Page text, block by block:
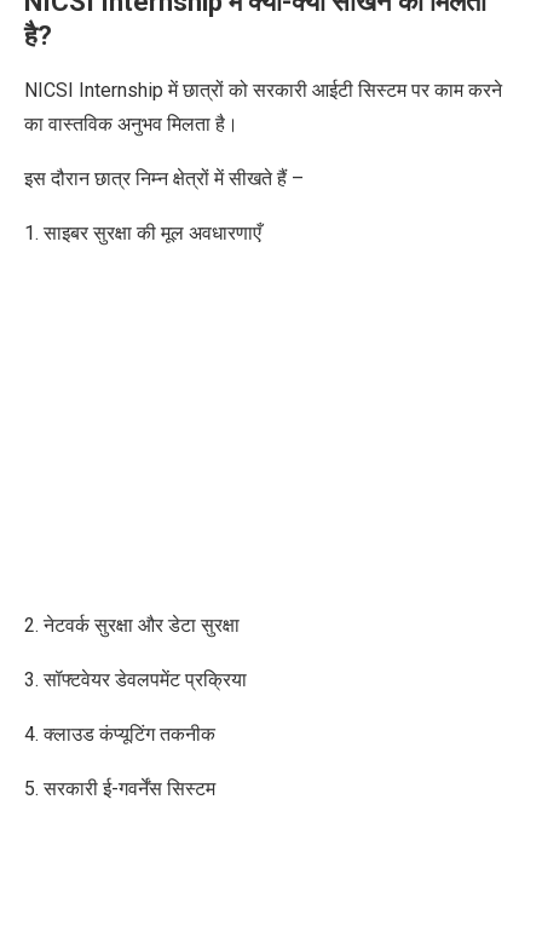
है?
NICSI Internship में छात्रों को सरकारी आईटी सिस्टम पर काम करने
का वास्तविक अनुभव मिलता है।
इस दौरानछात्र निम्न क्षेत्रों मेंसीखते हैं –
1. साइबर सुरक्षा की मूल अवधारणाएँ
2. नेटवर्क सुरक्षा और डेटा सुरक्षा
3. सॉफ्टवेयर डेवलपमेंट प्रक्रिया
4. क्लाउड कंप्यूटिंग तकनीक
5. सरकारी ई-गवर्नेंस सिस्टम